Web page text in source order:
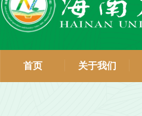
首页 关于我们